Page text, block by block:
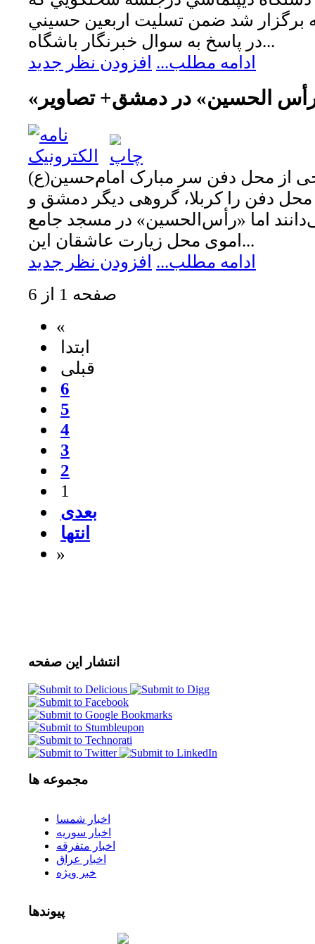
برگزار شد ضمن تسليت اربعين حسيني
در پاسخ به سوال خبرنگار باشگاه...
ادامه مطلب... افزودن نظر جدید
الحسین» در دمشق+ تصاویر
از محل دفن سر مبارک امام‌حسین(ع)
دفن را کربلا، گروهی دیگر دمشق و
اما «رأس‌الحسین» در مسجد جامع
اموی محل زیارت عاشقان این...
ادامه مطلب... افزودن نظر جدید
صفحه 1 از 6
«
ابتدا
قبلی
6
5
4
3
2
1
بعدی
انتها
»
انتشار این صفحه
مجموعه ها
اخبار شمسا
اخبار سوریه
اخبار متفرقه
اخبار عراق
خبر ویژه
پیوندها